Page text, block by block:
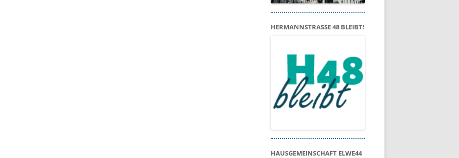
HERMANNSTRASSE 48 BLEIBT!
HAUSGEMEINSCHAFT ELWE44